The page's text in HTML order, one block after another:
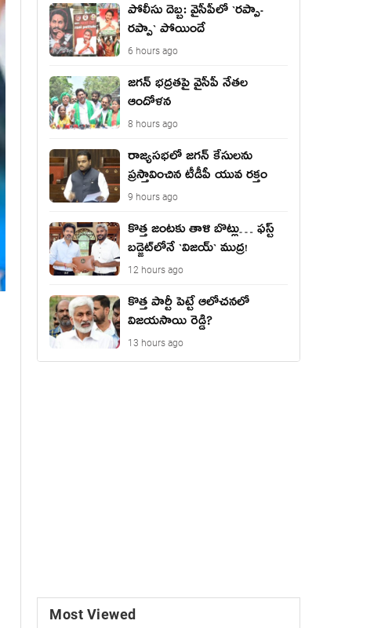
పోలీసు దెబ్బ: వైసీపీలో `ర‌ప్పా-
ర‌ప్పా` పోయిందే
6 hours ago
జ‌గ‌న్ భద్రతపై వైసీపీ నేతల
ఆందోళన
8 hours ago
రాజ్యసభలో జగన్ కేసులను
ప్రస్తావించిన టీడీపీ యువ రక్తం
9 hours ago
కొత్త జంట‌కు తాళి బొట్లు… ఫ‌స్ట్
బ‌డ్జెట్‌లోనే `విజ‌య్` ముద్ర‌!
12 hours ago
కొత్త పార్టీ పెట్టే ఆలోచనలో
విజయసాయి రెడ్డి?
13 hours ago
Most Viewed